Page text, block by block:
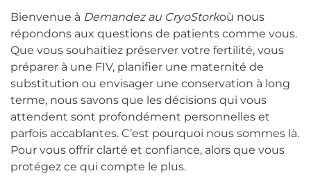
Bienvenue à Demandez au CryoStorkoù nous
répondons aux questions de patients comme vous.
Que vous souhaitiez préserver votre fertilité, vous
préparer à une FIV, planifier une maternité de
substitution ou envisager une conservation à long
terme, nous savons que les décisions qui vous
attendent sont profondément personnelles et
parfois accablantes. C’est pourquoi nous sommes là.
Pour vous offrir clarté et confiance, alors que vous
protégez ce qui compte le plus.